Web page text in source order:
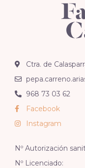
Ctra. de
968 73 03 62
Facebook
Instagram
Nº Autorización
Nº Licenciado: